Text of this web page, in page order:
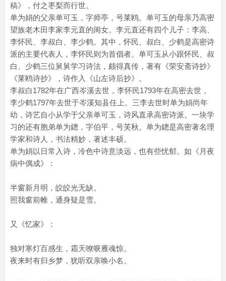
稿》，付之枣梨而行世。
单为娟的父亲单可玉，字师亭，号莱鸥。单可玉的母亲乃高密
望族老木田李家李元直的闺女。李元直还有四个儿子：李高、
李怀民、李叔白、李少鹤。其中，怀民、叔白、少鹤是高密诗
派的主要代表人，李怀民则为首倡者。单可玉从小跟怀民、叔
白、少鹤三位舅舅学习诗法，颇得真传，著有《荣安斋诗抄》
《莱鸥诗抄》，诗作入《山左诗后抄》。
李叔白1782年在广西岑溪去世，李怀民1793年在高密去世，
李少鹤1797年去世于岑溪知县任上。三李去世时单为娟尚年
幼，诗艺自小从学于父亲单可玉，诗风直承高密诗派。一块学
习的还有胞弟单为鏓，字伯平，号芙秋。单为鏓是高密著名理
学家和诗人，书法精妙，著述丰硕。
单为娟以日常入诗，冷色中诗意淡远，也有些忧郁。如《月夜
病中偶成》：
半窗新月明，皎皎光无缺。
照我窗前帷，通身疑是雪。
又《忆家》：
独对寒灯百感生，霜天嘹唳雁魂惊。
夜来时有归乡梦，犹听双亲唤小名。